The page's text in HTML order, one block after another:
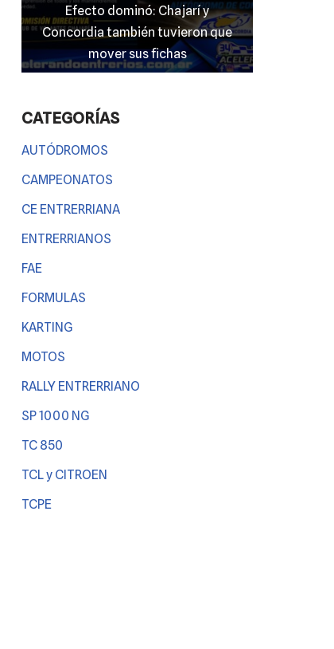
Efecto dominó: Chajarí y
Concordia también tuvieron que
mover sus fichas
CATEGORÍAS
AUTÓDROMOS
CAMPEONATOS
CE ENTRERRIANA
ENTRERRIANOS
FAE
FORMULAS
KARTING
MOTOS
RALLY ENTRERRIANO
SP 1000 NG
TC 850
TCL y CITROEN
TCPE